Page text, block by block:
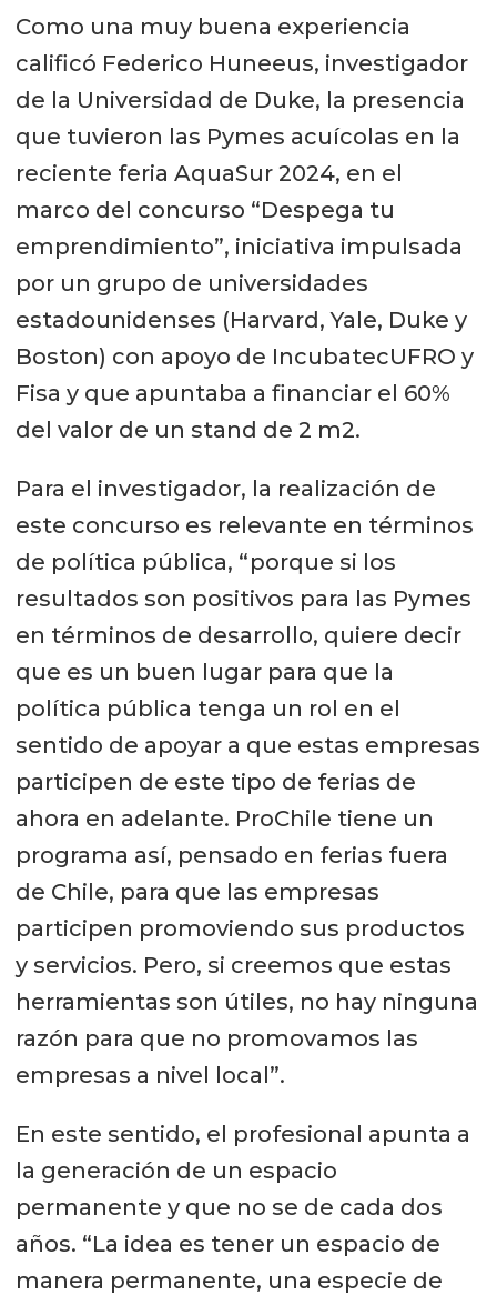
Como una muy buena experiencia
calificó Federico Huneeus, investigador
de la Universidad de Duke, la presencia
que tuvieron las Pymes acuícolas en la
reciente feria AquaSur 2024, en el
marco del concurso “Despega tu
emprendimiento”, iniciativa impulsada
por un grupo de universidades
estadounidenses (Harvard, Yale, Duke y
Boston) con apoyo de IncubatecUFRO y
Fisa y que apuntaba a financiar el 60%
del valor de un stand de 2 m2.
Para el investigador, la realización de
este concurso es relevante en términos
de política pública, “porque si los
resultados son positivos para las Pymes
en términos de desarrollo, quiere decir
que es un buen lugar para que la
política pública tenga un rol en el
sentido de apoyar a que estas empresas
participen de este tipo de ferias de
ahora en adelante. ProChile tiene un
programa así, pensado en ferias fuera
de Chile, para que las empresas
participen promoviendo sus productos
y servicios. Pero, si creemos que estas
herramientas son útiles, no hay ninguna
razón para que no promovamos las
empresas a nivel local”.
En este sentido, el profesional apunta a
la generación de un espacio
permanente y que no se de cada dos
años. “La idea es tener un espacio de
manera permanente, una especie de